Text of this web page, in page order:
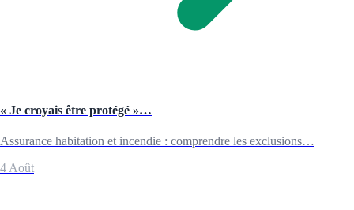
« Je croyais être protégé »…
Assurance habitation et incendie : comprendre les exclusions…
4 Août